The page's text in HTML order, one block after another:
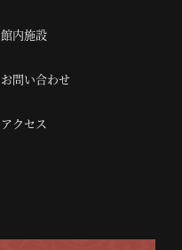
館内施設
お問い合わせ
アクセス